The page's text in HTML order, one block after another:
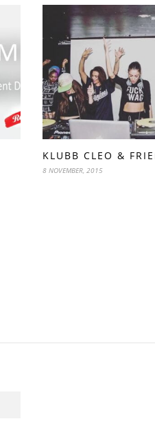
KLUBB CLEO &
8 NOVEMBER, 2015